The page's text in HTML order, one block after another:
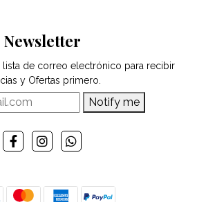
Newsletter
lista de correo electrónico para recibir
y Ofertas primero.
Notify me